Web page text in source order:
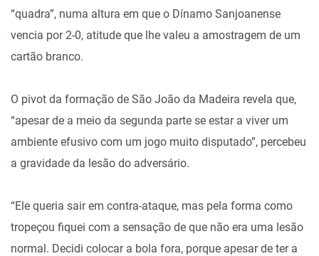
“quadra”, numa altura em que o Dínamo Sanjoanense
vencia por 2-0, atitude que lhe valeu a amostragem de um
cartão branco.
O pivot da formação de São João da Madeira revela que,
“apesar de a meio da segunda parte se estar a viver um
ambiente efusivo com um jogo muito disputado”, percebeu
a gravidade da lesão do adversário.
“Ele queria sair em contra-ataque, mas pela forma como
tropeçou fiquei com a sensação de que não era uma lesão
normal. Decidi colocar a bola fora, porque apesar de ter a